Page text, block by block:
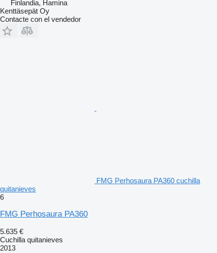
Finlandia, Hamina
Kenttäsepät Oy
Contacte con el vendedor
FMG Perhosaura PA360 cuchilla
quitanieves
6
FMG Perhosaura PA360
5.635 €
Cuchilla quitanieves
2013